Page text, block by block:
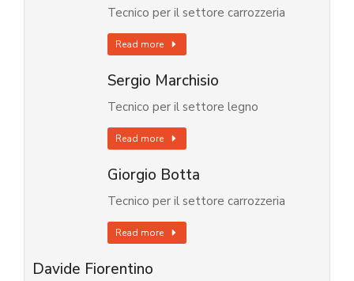
Tecnico per il settore carrozzeria
Read more
Sergio Marchisio
Tecnico per il settore legno
Read more
Giorgio Botta
Tecnico per il settore carrozzeria
Read more
Davide Fiorentino